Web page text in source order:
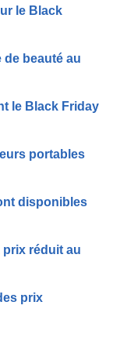
le Black
de beauté au
le Black Friday
portables
disponibles
réduit au
prix